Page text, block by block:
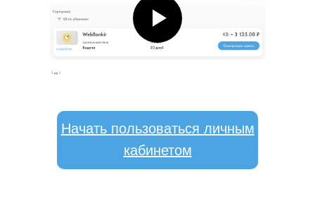
Начать пользоваться личным
кабинетом